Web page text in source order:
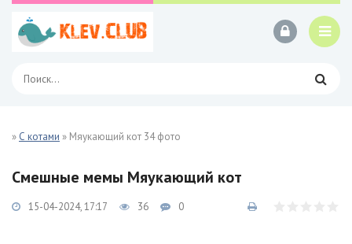
» С котами » Мяукающий кот 34 фото
Смешные мемы Мяукающий кот
15-04-2024, 17:17 36 0